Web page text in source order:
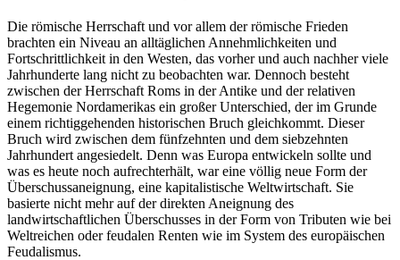
Die römische Herrschaft und vor allem der römische Frieden
brachten ein Niveau an alltäglichen Annehmlichkeiten und
Fortschrittlichkeit in den Westen, das vorher und auch nachher viele
Jahrhunderte lang nicht zu beobachten war. Dennoch besteht
zwischen der Herrschaft Roms in der Antike und der relativen
Hegemonie Nordamerikas ein großer Unterschied, der im Grunde
einem richtiggehenden historischen Bruch gleichkommt. Dieser
Bruch wird zwischen dem fünfzehnten und dem siebzehnten
Jahrhundert angesiedelt. Denn was Europa entwickeln sollte und
was es heute noch aufrechterhält, war eine völlig neue Form der
Überschussaneignung, eine kapitalistische Weltwirtschaft. Sie
basierte nicht mehr auf der direkten Aneignung des
landwirtschaftlichen Überschusses in der Form von Tributen wie bei
Weltreichen oder feudalen Renten wie im System des europäischen
Feudalismus.